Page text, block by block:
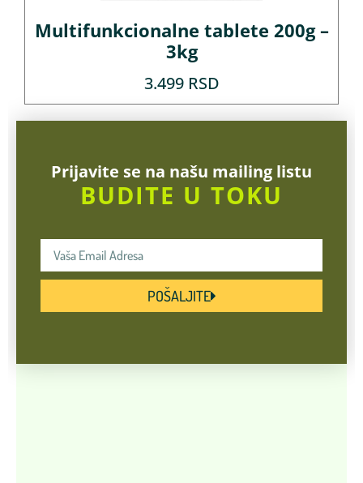
Multifunkcionalne tablete 200g –
3kg
3.499 RSD
Prijavite se na našu mailing listu
BUDITE U TOKU
POŠALJITE